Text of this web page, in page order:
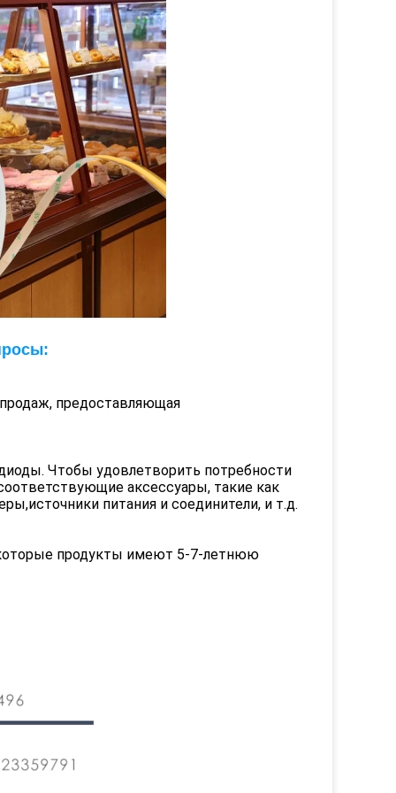
:
предоставляющая
Чтобы удовлетворить потребности
аксессуары, такие как
питания и соединители, и т.д.
продукты имеют 5-7-летнюю